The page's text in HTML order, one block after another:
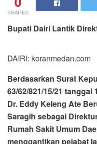
SHARES
Bupati Dairi Lantik
DAIRI: koranmedan.com
Berdasarkan Surat
63/62/821/15/21
Dr. Eddy Keleng Ate
Saragih sebagai
Rumah Sakit Umum
menggantikan pejabat